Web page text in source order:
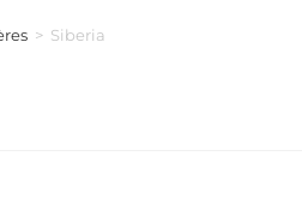
> Siberia